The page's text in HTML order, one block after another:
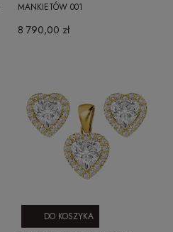
MANKIETÓW 001
8 790,00 zł
DO KOSZYKA